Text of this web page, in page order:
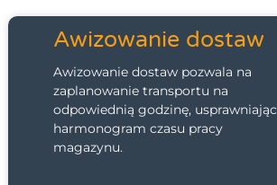
Awizowanie dostaw
Awizowanie dostaw pozwala na
zaplanowanie transportu na
odpowiednią godzinę, usprawniając
harmonogram czasu pracy
magazynu.